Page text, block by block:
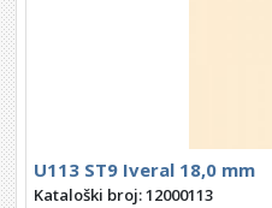
U113 ST9 Iveral 18,0 mm
Kataloški broj: 12000113